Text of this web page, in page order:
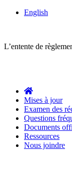
English
L’entente de
Mises à jour
Examen des
Questions
Documents
Ressources
Nous joindre